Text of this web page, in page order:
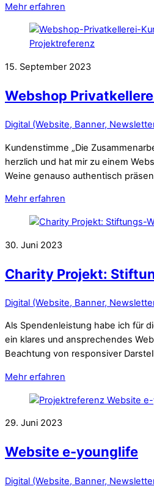
Mehr erfahren
15. September 2023
Webshop
Digital (Website, Banner,
Kundenstimme „Die
herzlich und hat mir zu einem
Weine genauso authentisch
Mehr erfahren
30. Juni 2023
Charity Projekt:
Digital (Website, Banner,
Als Spendenleistung habe ich für
ein klares und ansprechendes
Beachtung von responsiver
Mehr erfahren
29. Juni 2023
Website e-younglife
Digital (Website, Banner,